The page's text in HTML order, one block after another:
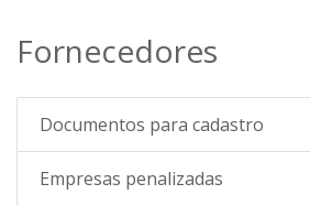
Fornecedores
Documentos para cadastro
Empresas penalizadas